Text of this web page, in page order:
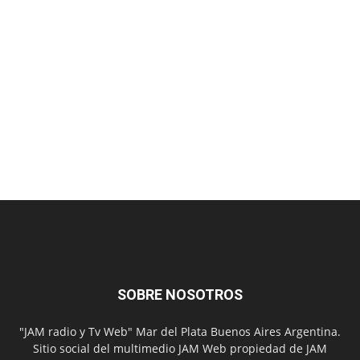
SOBRE NOSOTROS
"JAM radio y Tv Web" Mar del Plata Buenos Aires Argentina.
Sitio social del multimedio JAM Web propiedad de JAM